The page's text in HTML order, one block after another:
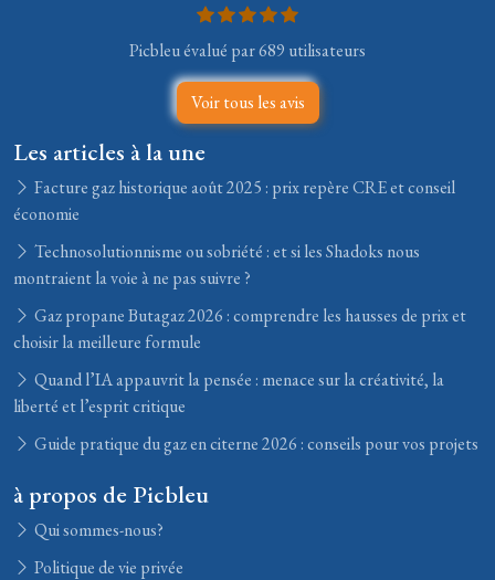
Picbleu évalué par 689 utilisateurs
Voir tous les avis
Les articles à la une
Facture gaz historique août 2025 : prix repère CRE et conseil
économie
Technosolutionnisme ou sobriété : et si les Shadoks nous
montraient la voie à ne pas suivre ?
Gaz propane Butagaz 2026 : comprendre les hausses de prix et
choisir la meilleure formule
Quand l’IA appauvrit la pensée : menace sur la créativité, la
liberté et l’esprit critique
Guide pratique du gaz en citerne 2026 : conseils pour vos projets
à propos de Picbleu
Qui sommes-nous?
Politique de vie privée